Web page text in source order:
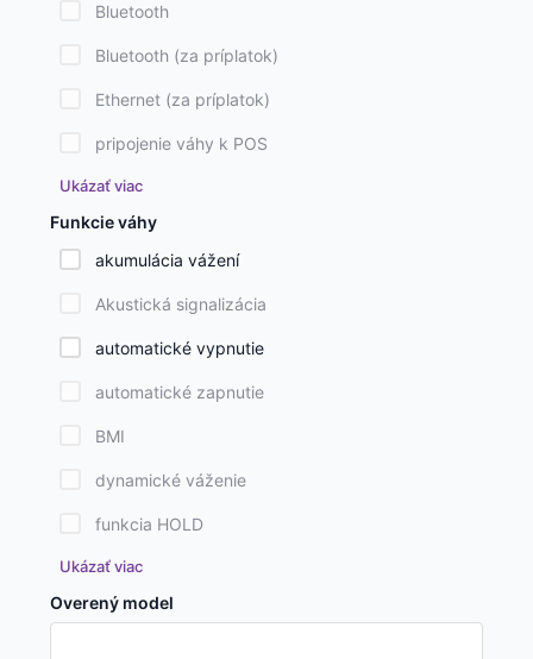
Bluetooth
Bluetooth (za príplatok)
Ethernet (za príplatok)
pripojenie váhy k POS
Ukázať viac
Funkcie váhy
akumulácia vážení
Akustická signalizácia
automatické vypnutie
automatické zapnutie
BMI
dynamické váženie
funkcia HOLD
Ukázať viac
Overený model